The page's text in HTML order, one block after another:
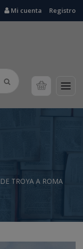
Mi cuenta Registro
DE TROYA A ROMA